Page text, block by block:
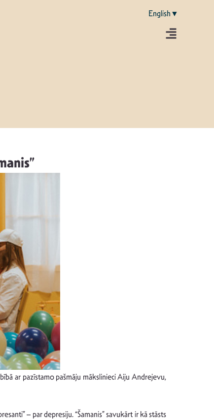
English▼
ar pazīstamo pašmāju mākslinieci Aiju Andrejevu,
– par depresiju. “Šamanis” savukārt ir kā stāsts